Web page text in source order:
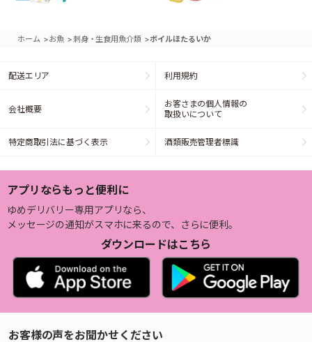
ホーム >お魚 >刺身・生食用魚介類 >ボイルほたるいか
配送エリア 利用規約
会社概要
お客さまの個人情報の
取扱いについて
特定商取引法に基づく表示 酒類販売管理者標識
アプリならもっと便利に
ゆめデリバリー専用アプリなら、
メッセージの通知がスマホに来るので、さらに便利。
ダウンロードはこちら
お客様の声をお聞かせください